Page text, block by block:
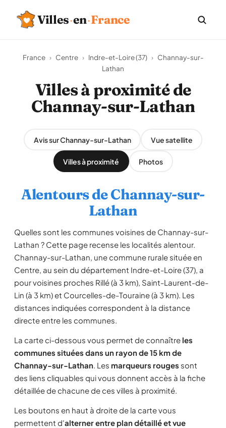
Villes·en·France
France › Centre › Indre-et-Loire (37) › Channay-sur-
Lathan
Villes à proximité de
Channay-sur-Lathan
Avis sur Channay-sur-Lathan Vue satellite
Villes à proximité Photos
Alentours de Channay-sur-
Lathan
Quelles sont les communes voisines de Channay-sur-
Lathan ? Cette page recense les localités alentour.
Channay-sur-Lathan, une commune rurale située en
Centre, au sein du département Indre-et-Loire (37), a
pour voisines proches Rillé (à 3 km), Saint-Laurent-de-
Lin (à 3 km) et Courcelles-de-Touraine (à 3 km). Les
distances indiquées correspondent à la distance
directe entre les communes.
La carte ci-dessous vous permet de connaître les
communes situées dans un rayon de 15 km de
Channay-sur-Lathan. Les marqueurs rouges sont
des liens cliquables qui vous donnent accès à la fiche
détaillée de chacune de ces villes à proximité.
Les boutons en haut à droite de la carte vous
permettent d'alterner entre plan détaillé et vue